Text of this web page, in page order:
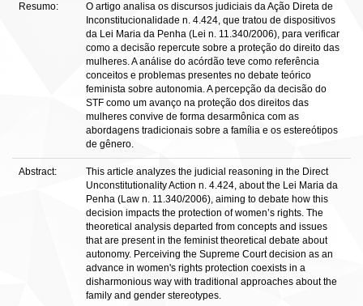
Resumo:
O artigo analisa os discursos judiciais da Ação Direta de
Inconstitucionalidade n. 4.424, que tratou de dispositivos
da Lei Maria da Penha (Lei n. 11.340/2006), para verificar
como a decisão repercute sobre a proteção do direito das
mulheres. A análise do acórdão teve como referência
conceitos e problemas presentes no debate teórico
feminista sobre autonomia. A percepção da decisão do
STF como um avanço na proteção dos direitos das
mulheres convive de forma desarmônica com as
abordagens tradicionais sobre a família e os estereótipos
de gênero.
Abstract:
This article analyzes the judicial reasoning in the Direct
Unconstitutionality Action n. 4.424, about the Lei Maria da
Penha (Law n. 11.340/2006), aiming to debate how this
decision impacts the protection of women’s rights. The
theoretical analysis departed from concepts and issues
that are present in the feminist theoretical debate about
autonomy. Perceiving the Supreme Court decision as an
advance in women's rights protection coexists in a
disharmonious way with traditional approaches about the
family and gender stereotypes.